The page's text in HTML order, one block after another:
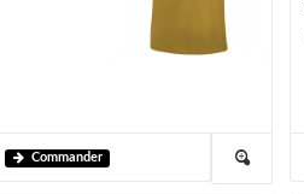
Commander